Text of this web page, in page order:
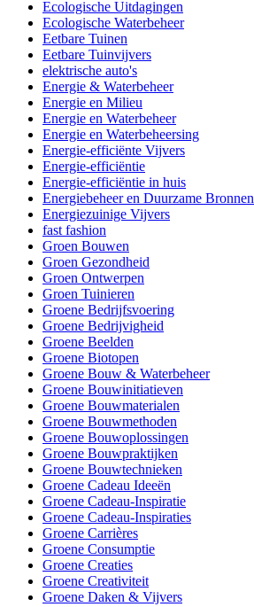
Ecologische Uitdagingen
Ecologische Waterbeheer
Eetbare Tuinen
Eetbare Tuinvijvers
elektrische auto's
Energie & Waterbeheer
Energie en Milieu
Energie en Waterbeheer
Energie en Waterbeheersing
Energie-efficiënte Vijvers
Energie-efficiëntie
Energie-efficiëntie in huis
Energiebeheer en Duurzame Bronnen
Energiezuinige Vijvers
fast fashion
Groen Bouwen
Groen Gezondheid
Groen Ontwerpen
Groen Tuinieren
Groene Bedrijfsvoering
Groene Bedrijvigheid
Groene Beelden
Groene Biotopen
Groene Bouw & Waterbeheer
Groene Bouwinitiatieven
Groene Bouwmaterialen
Groene Bouwmethoden
Groene Bouwoplossingen
Groene Bouwpraktijken
Groene Bouwtechnieken
Groene Cadeau Ideeën
Groene Cadeau-Inspiratie
Groene Cadeau-Inspiraties
Groene Carrières
Groene Consumptie
Groene Creaties
Groene Creativiteit
Groene Daken & Vijvers